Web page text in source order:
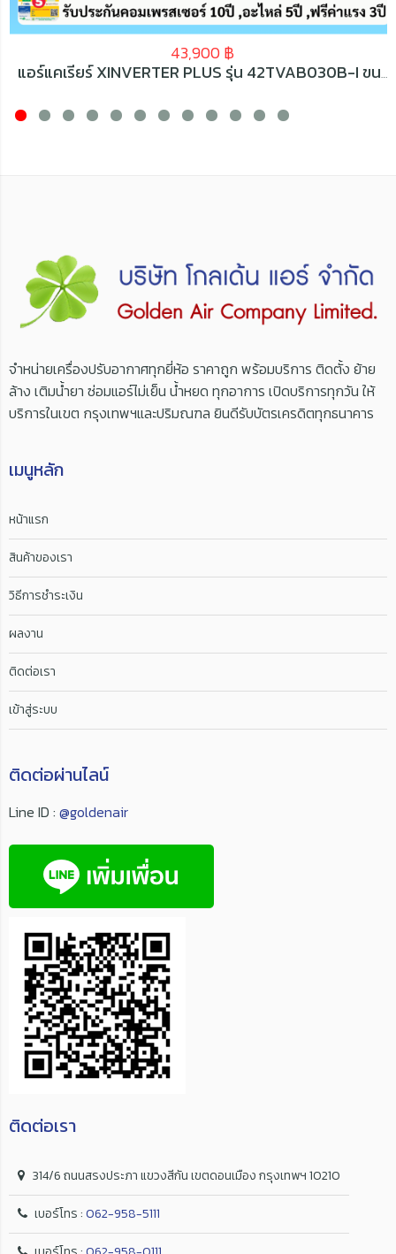
43,900 ฿
แอร์แคเรียร์ XINVERTER PLUS รุ่น 42TVAB030B-I ขนาด 27,600 BTU
จำหน่ายเครื่องปรับอากาศทุกยี่ห้อ ราคาถูก พร้อมบริการ ติดตั้ง ย้าย
ล้าง เติมน้ำยา ซ่อมแอร์ไม่เย็น น้ำหยด ทุกอาการ เปิดบริการทุกวัน ให้
บริการในเขต กรุงเทพฯและปริมณฑล ยินดีรับบัตรเครดิตทุกธนาคาร
เมนูหลัก
หน้าแรก
สินค้าของเรา
วิธีการชำระเงิน
ผลงาน
ติดต่อเรา
เข้าสู่ระบบ
ติดต่อผ่านไลน์
Line ID : @goldenair
ติดต่อเรา
314/6 ถนนสรงประภา แขวงสีกัน เขตดอนเมือง กรุงเทพฯ 10210
เบอร์โทร :062-958-5111